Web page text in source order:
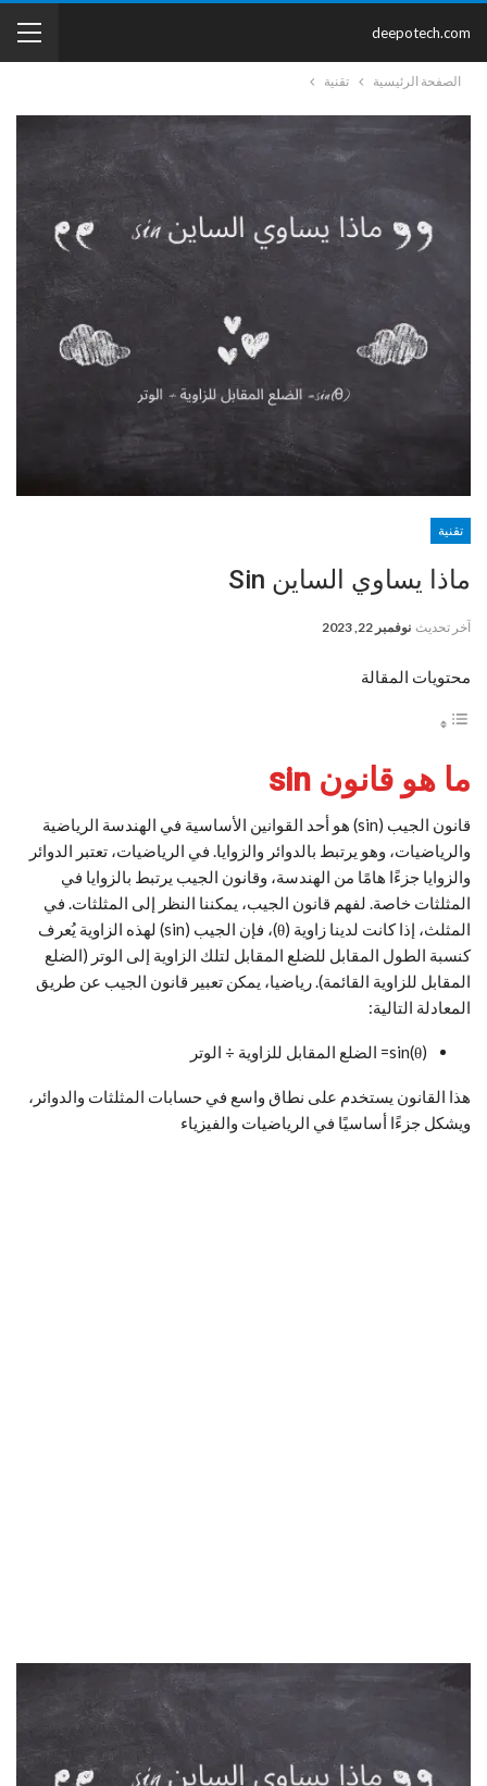
deepotech.com
الصفحة الرئيسية تقنية
تقنية
ماذا يساوي الساين Sin
آخر تحديث نوفمبر 22, 2023
محتويات المقالة
ما هو قانون sin
قانون الجيب (sin) هو أحد القوانين الأساسية في الهندسة الرياضية
والرياضيات، وهو يرتبط بالدوائر والزوايا. في الرياضيات، تعتبر الدوائر
والزوايا جزءًا هامًا من الهندسة، وقانون الجيب يرتبط بالزوايا في
المثلثات خاصة. لفهم قانون الجيب، يمكننا النظر إلى المثلثات. في
المثلث، إذا كانت لدينا زاوية (θ)، فإن الجيب (sin) لهذه الزاوية يُعرف
كنسبة الطول المقابل للضلع المقابل لتلك الزاوية إلى الوتر (الضلع
المقابل للزاوية القائمة). رياضيا، يمكن تعبير قانون الجيب عن طريق
المعادلة التالية:
sin(θ)= الضلع المقابل للزاوية ÷ الوتر
​هذا القانون يستخدم على نطاق واسع في حسابات المثلثات والدوائر،
ويشكل جزءًا أساسيًا في الرياضيات والفيزياء